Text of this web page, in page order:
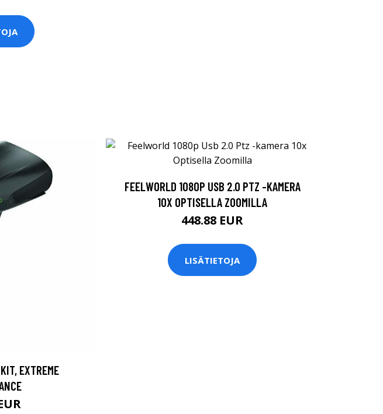
EXTREME
FEELWORLD 1080P USB 2.0 PTZ -KAMERA
10X OPTISELLA ZOOMILLA
448.88 EUR
LISÄTIETOJA